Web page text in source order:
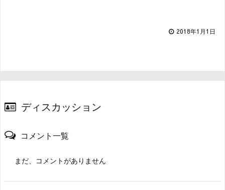
2018年1月1日
ディスカッション
コメント一覧
まだ、コメントがありません